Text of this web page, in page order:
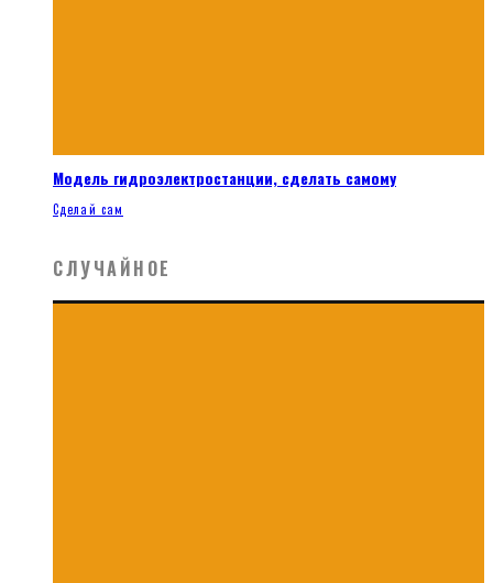
Модель гидроэлектростанции, сделать самому
Сделай сам
СЛУЧАЙНОЕ